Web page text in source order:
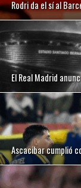
Rodri da el sí al
El Real Madrid
Ascacibar cumplió